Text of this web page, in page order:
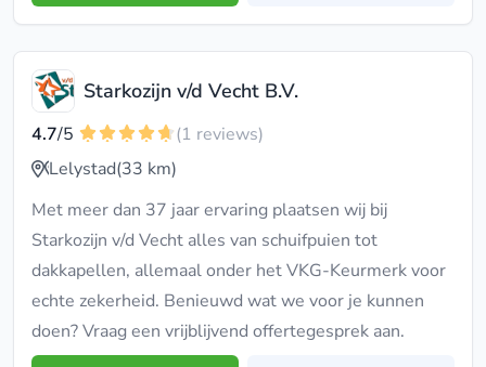
Starkozijn v/d Vecht B.V.
4.7/5
(1 reviews)
Lelystad(33 km)
Met meer dan 37 jaar ervaring plaatsen wij bij
Starkozijn v/d Vecht alles van schuifpuien tot
dakkapellen, allemaal onder het VKG-Keurmerk voor
echte zekerheid. Benieuwd wat we voor je kunnen
doen? Vraag een vrijblijvend offertegesprek aan.